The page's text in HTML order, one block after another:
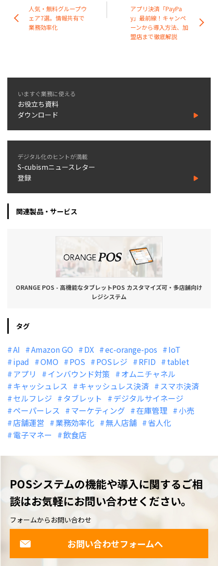
人気・無料グループウ
ェア7選。情報共有で
業務効率化
アプリ決済「PayPa
y」最前線！キャンペ
ーンから導入方法、加
盟店まで徹底解説
いますぐ業務に使える
お役立ち資料
ダウンロード
デジタル化のヒントが満載
S-cubismニュースレター
登録
関連製品・サービス
ORANGE POS - 高機能なタブレットPOS カスタマイズ可・多店舗向け
レジシステム
タグ
AI Amazon GO DX ec-orange-pos
IoT
ipad
OMO POS POSレジ RFID
tablet
アプリ
インバウンド対策
オムニチャネル
キャッシュレス
キャッシュレス決済
スマホ決済
セルフレジ
タブレット
デジタルサイネージ
ペーパーレス
マーケティング 在庫管理
小売
店舗運営
業務効率化 無人店舗
省人化
電子マネー
飲食店
POSシステムの機能や導入に関するご相
談はお気軽にお問い合わせください。
フォームからお問い合わせ
お問い合わせフォームへ